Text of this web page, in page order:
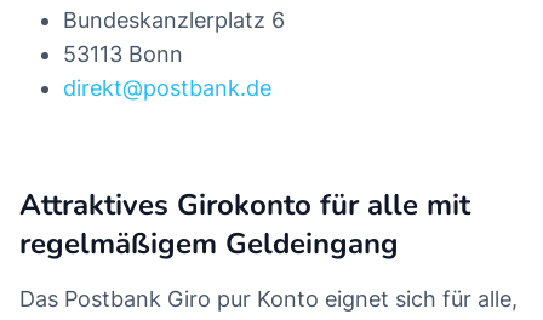
Bundeskanzlerplatz 6
53113 Bonn
direkt@postbank.de
Attraktives Girokonto für alle mit
regelmäßigem Geldeingang
Das Postbank Giro pur Konto eignet sich für alle,